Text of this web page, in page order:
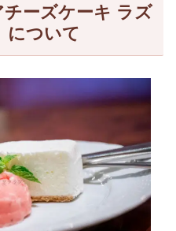
ーズケーキ ラズ
について